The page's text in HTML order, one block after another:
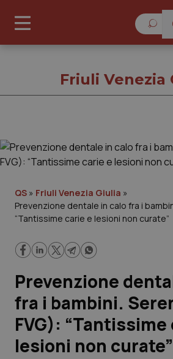
Governo e Parlamento
Regioni e Asl
Lavoro e Professioni
Scienza e Farmaci
Studi e Analisi
Friuli Venezia
QS » Friuli Venezia Giulia »
Prevenzione dentale in calo fra i
“Tantissime carie e lesioni non curate”
Prevenzione
fra i bambini.
FVG): “Tantissime
lesioni non curate”